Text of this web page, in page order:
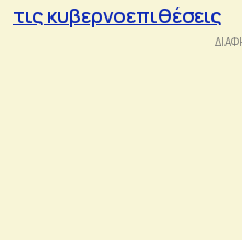
τις κυβερνοεπιθέσεις